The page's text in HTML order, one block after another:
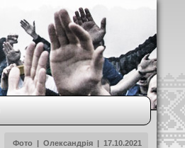
Фото | Олександрія | 17.10.2021